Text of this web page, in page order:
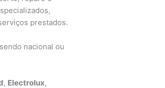
prestados.
nacional ou
, Electrolux,